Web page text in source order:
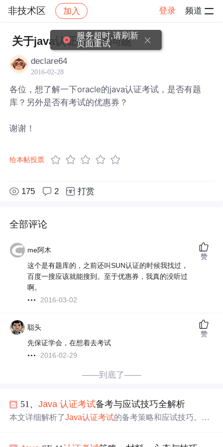
非技术区 加入 登录 频道
社区 非技术区 帖子详情
关于java认证考试的问题
declare64
2016-02-28
各位，想了解一下oracle的java认证考试，是否有题
库？另外是否有考试的优惠券？
谢谢！
给本帖投票
175 2 打赏
全部评论
me阿木
这个是有题库的，之前还叫SUN认证的时候我找过，
百度一搜应该就能搜到。至于优惠券，我真的没听过
啊。
2016-03-02
赞
聪头
先保证学会，在想着去考试
2016-02-29
赞
——到底了——
51、Java 认证考试备考与应试技巧全解析
本文详细解析了Java认证考试的备考策略和应试技巧。首
服务超时,请刷新
页面重试